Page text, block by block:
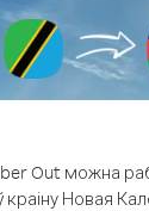
Out можна
краіну Новая